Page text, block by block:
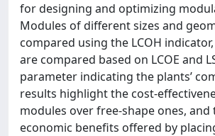
for designing and optimizing
Modules of different sizes and
compared using the LCOH
are compared based on LCOE and
parameter indicating the plants’
results highlight the cost-
modules over free-shape ones, and
economic benefits offered by